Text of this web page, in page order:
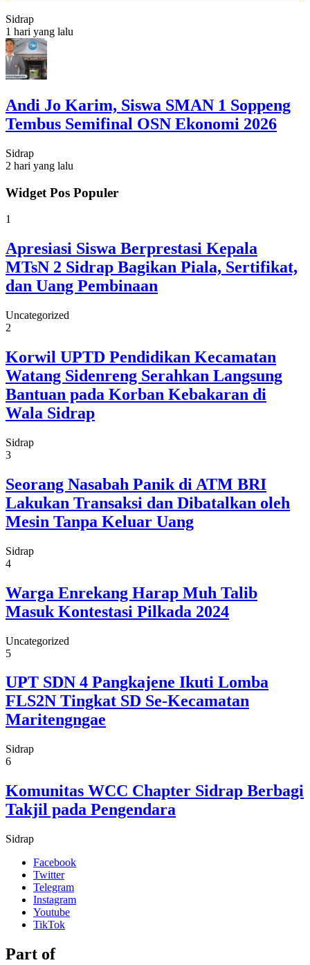
Sidrap
1 hari yang lalu
Andi Jo Karim, Siswa SMAN 1 Soppeng
Tembus Semifinal OSN Ekonomi 2026
Sidrap
2 hari yang lalu
Widget Pos Populer
1
Apresiasi Siswa Berprestasi Kepala
MTsN 2 Sidrap Bagikan Piala, Sertifikat,
dan Uang Pembinaan
Uncategorized
2
Korwil UPTD Pendidikan Kecamatan
Watang Sidenreng Serahkan Langsung
Bantuan pada Korban Kebakaran di
Wala Sidrap
Sidrap
3
Seorang Nasabah Panik di ATM BRI
Lakukan Transaksi dan Dibatalkan oleh
Mesin Tanpa Keluar Uang
Sidrap
4
Warga Enrekang Harap Muh Talib
Masuk Kontestasi Pilkada 2024
Uncategorized
5
UPT SDN 4 Pangkajene Ikuti Lomba
FLS2N Tingkat SD Se-Kecamatan
Maritengngae
Sidrap
6
Komunitas WCC Chapter Sidrap Berbagi
Takjil pada Pengendara
Sidrap
Facebook
Twitter
Telegram
Instagram
Youtube
TikTok
Part of